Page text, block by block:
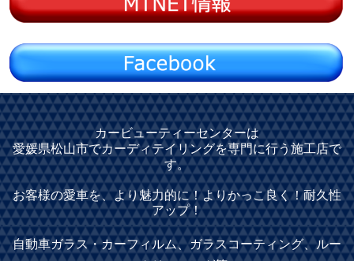
カービューティーセンターは
愛媛県松山市でカーディテイリングを専門に行う施工店で
す。
お客様の愛車を、より魅力的に！よりかっこ良く！耐久性
アップ！
自動車ガラス・カーフィルム、ガラスコーティング、ルー